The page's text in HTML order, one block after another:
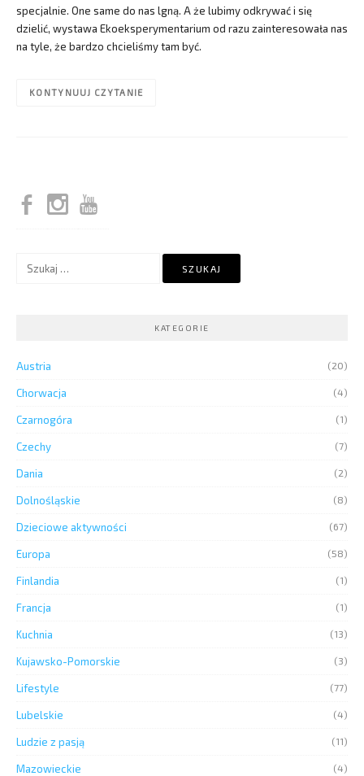
specjalnie. One same do nas lgną. A że lubimy odkrywać i się
dzielić, wystawa Ekoeksperymentarium od razu zainteresowała nas
na tyle, że bardzo chcieliśmy tam być.
KONTYNUUJ CZYTANIE
KATEGORIE
Austria (20)
Chorwacja (4)
Czarnogóra (1)
Czechy (7)
Dania (2)
Dolnośląskie (8)
Dzieciowe aktywności (67)
Europa (58)
Finlandia (1)
Francja (1)
Kuchnia (13)
Kujawsko-Pomorskie (3)
Lifestyle (77)
Lubelskie (4)
Ludzie z pasją (11)
Mazowieckie (4)